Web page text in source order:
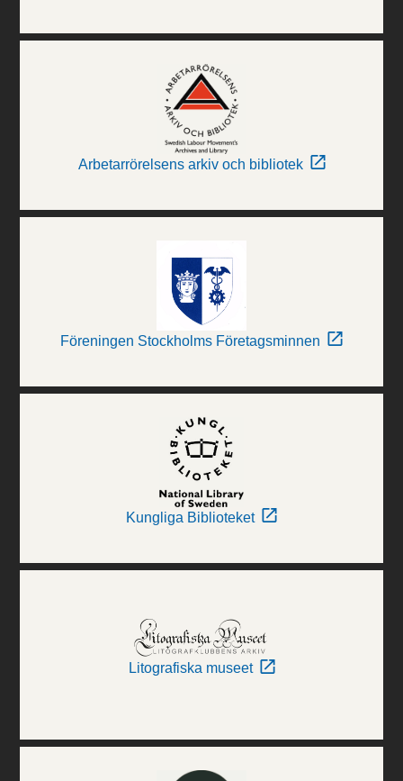
Arbetarrörelsens arkiv och bibliotek
Föreningen Stockholms Företagsminnen
Kungliga Biblioteket
Litografiska museet